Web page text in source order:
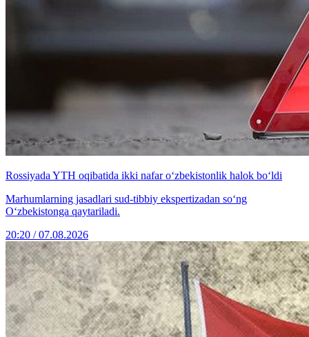
Rossiyada YTH oqibatida ikki nafar o‘zbekistonlik halok bo‘ldi
Marhumlarning jasadlari sud-tibbiy ekspertizadan so‘ng
O‘zbekistonga qaytariladi.
20:20 / 07.08.2026